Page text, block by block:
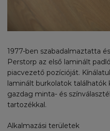
1977-ben szabadalmaztatta
Perstorp az első laminált
piacvezető pozícióját.
laminált burkolatok
gazdag minta- és
tartozékkal.
Alkalmazási területek